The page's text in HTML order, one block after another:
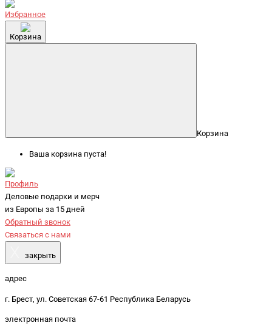
Избранное
Корзина
Корзина
Ваша корзина пуста!
Профиль
Деловые подарки и мерч
из Европы за 15 дней
Обратный звонок
Связаться с нами
закрыть
адрес
г. Брест, ул. Советская 67-61 Республика Беларусь
электронная почта